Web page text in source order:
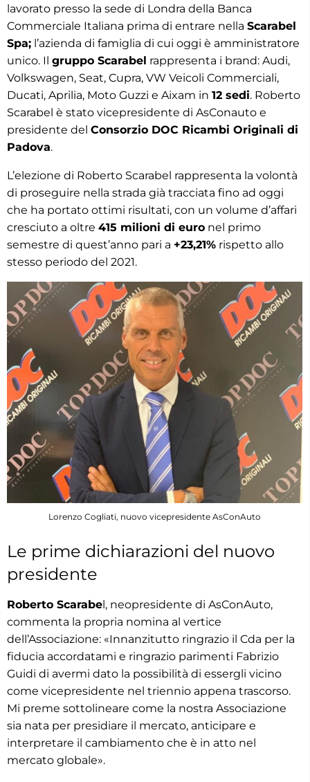
lavorato presso la sede di Londra della Banca
Commerciale Italiana prima di entrare nella Scarabel
Spa; l’azienda di famiglia di cui oggi è amministratore
unico. Il gruppo Scarabel rappresenta i brand: Audi,
Volkswagen, Seat, Cupra, VW Veicoli Commerciali,
Ducati, Aprilia, Moto Guzzi e Aixam in 12 sedi. Roberto
Scarabel è stato vicepresidente di AsConauto e
presidente del Consorzio DOC Ricambi Originali di
Padova.
L’elezione di Roberto Scarabel rappresenta la volontà
di proseguire nella strada già tracciata fino ad oggi
che ha portato ottimi risultati, con un volume d’affari
cresciuto a oltre 415 milioni di euro nel primo
semestre di quest’anno pari a +23,21% rispetto allo
stesso periodo del 2021.
Lorenzo Cogliati, nuovo vicepresidente AsConAuto
Le prime dichiarazioni del nuovo
presidente
Roberto Scarabel, neopresidente di AsConAuto,
commenta la propria nomina al vertice
dell’Associazione: «Innanzitutto ringrazio il Cda per la
fiducia accordatami e ringrazio parimenti Fabrizio
Guidi di avermi dato la possibilità di essergli vicino
come vicepresidente nel triennio appena trascorso.
Mi preme sottolineare come la nostra Associazione
sia nata per presidiare il mercato, anticipare e
interpretare il cambiamento che è in atto nel
mercato globale».